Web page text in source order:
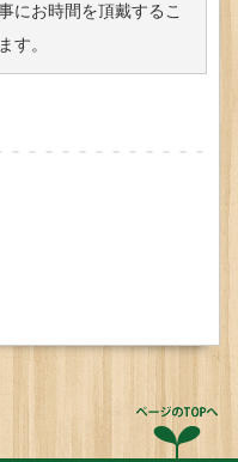
にお時間を頂戴するこ
ます。